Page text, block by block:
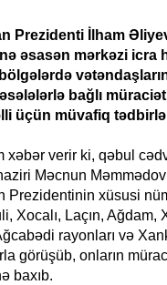
Prezidenti İlham
əsasən mərkəzi icra
bağlı
üçün müvafiq
xəbər verir ki, qəbul
Məcnun
Prezidentinin xüsusi
Xocalı, Laçın,
rayonları və
görüşüb, onların
baxıb.